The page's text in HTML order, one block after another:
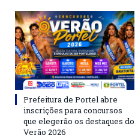
Prefeitura de Portel abre
inscrições para concursos
que elegerão os destaques do
Verão 2026